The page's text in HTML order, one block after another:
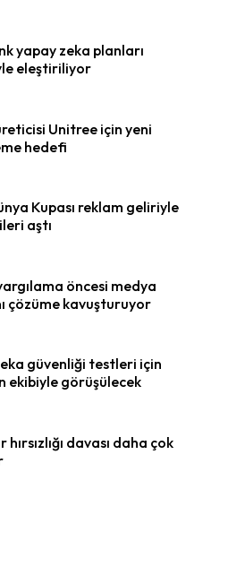
yapay zeka planları
eleştiriliyor
Unitree için yeni
hedefi
Kupası reklam geliriyle
aştı
öncesi medya
çözüme kavuşturuyor
güvenliği testleri için
ekibiyle görüşülecek
hırsızlığı davası daha çok